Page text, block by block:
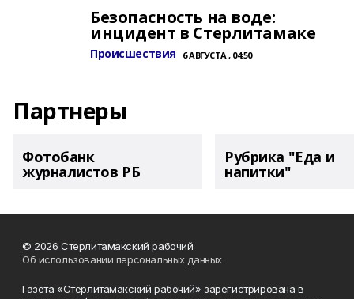
Безопасность на воде:
инцидент в Стерлитамаке
Происшествия 6 АВГУСТА , 04:50
Партнеры
Фотобанк
журналистов РБ
Рубрика "Еда и
напитки"
© 2026 Стерлитамакский рабочий
Об использовании персональных данных
Газета «Стерлитамакский рабочий» зарегистрирована в